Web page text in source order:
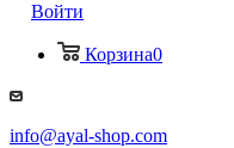
Войти
Корзина0
info@ayal-shop.com